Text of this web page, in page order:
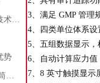
软包装薄膜的阻隔透气性的技术介绍
势
4043 预灌封注射器活塞与套筒密封性检查法
3、满足 GMP 管理
4、四类单位体系
5、五组数据显示
6、自动计算应力
7、8 英寸触摸显示